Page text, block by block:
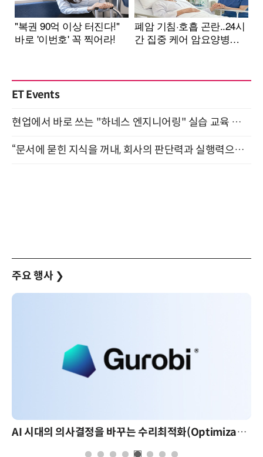
ET Events
현업에서 바로 쓰는 "하네스 엔지니어링" 실습 교육 워크숍 8월 20일 개최
“문서에 묻힌 지식을 꺼내, 회사의 판단력과 실행력으로 바꾸다” (8/20)
주요 행사 ❯
AI 시대의 의사결정을 바꾸는 수리최적화(Optimization): 실제 산업 적용 사례와 활용 전략